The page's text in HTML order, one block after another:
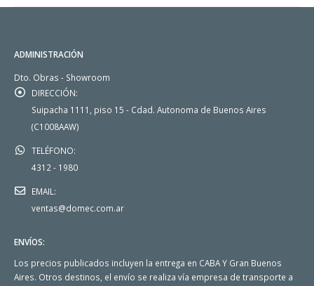
ADMINISTRACIÓN
Dto. Obras - Showroom
DIRECCIÓN:
Suipacha 1111, piso 15 - Cdad. Autonoma de Buenos Aires
(C1008AAW)
TELÉFONO:
4312 - 1980
EMAIL:
ventas@domec.com.ar
ENVÍOS:
Los precios publicados incluyen la entrega en CABA Y Gran Buenos
Aires. Otros destinos, el envío se realiza vía empresa de transporte a